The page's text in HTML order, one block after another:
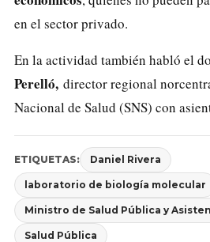
en el sector privado.
En la actividad también habló el
Perelló, director regional
Nacional de Salud (SNS) con
ETIQUETAS: Daniel Rivera
laboratorio de biología molecular
Ministro de Salud Pública y
Salud Pública